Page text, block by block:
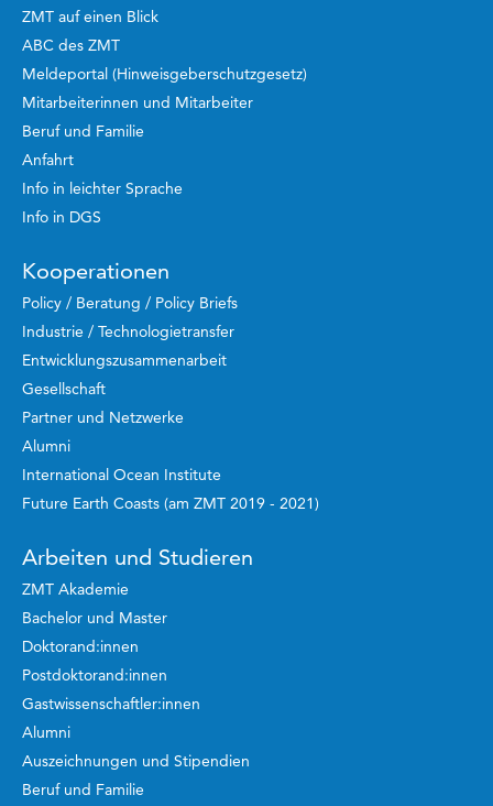
ZMT auf einen Blick
ABC des ZMT
Meldeportal (Hinweisgeberschutzgesetz)
Mitarbeiterinnen und Mitarbeiter
Beruf und Familie
Anfahrt
Info in leichter Sprache
Info in DGS
Kooperationen
Policy / Beratung / Policy Briefs
Industrie / Technologietransfer
Entwicklungszusammenarbeit
Gesellschaft
Partner und Netzwerke
Alumni
International Ocean Institute
Future Earth Coasts (am ZMT 2019 - 2021)
Arbeiten und Studieren
ZMT Akademie
Bachelor und Master
Doktorand:innen
Postdoktorand:innen
Gastwissenschaftler:innen
Alumni
Auszeichnungen und Stipendien
Beruf und Familie